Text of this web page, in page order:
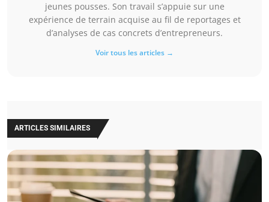
jeunes pousses. Son travail s’appuie sur une
expérience de terrain acquise au fil de reportages et
d’analyses de cas concrets d’entrepreneurs.
Voir tous les articles →
ARTICLES SIMILAIRES